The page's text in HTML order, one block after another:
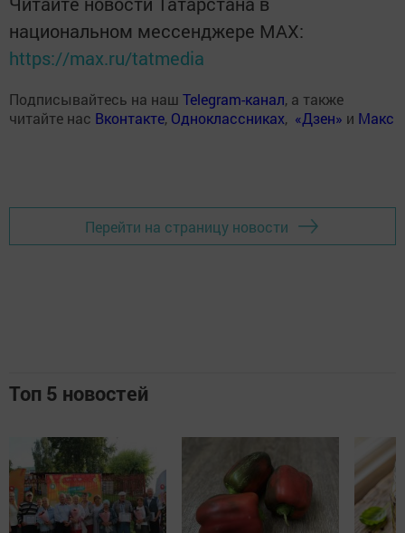
национальном мессенджере MАХ:
https://max.ru/tatmedia
Подписывайтесь на наш Telegram-канал, а также
читайте нас Вконтакте, Одноклассниках, «Дзен» и Макс
Перейти на страницу новости
Топ 5 новостей